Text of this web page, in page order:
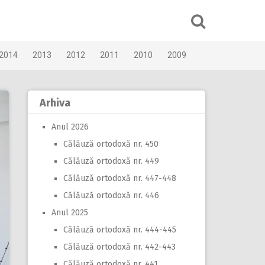
2013 2012 2011 2010 2009
Arhiva
Anul 2026
Călăuză ortodoxă nr. 450
Călăuză ortodoxă nr. 449
Călăuză ortodoxă nr. 447-448
Călăuză ortodoxă nr. 446
Anul 2025
Călăuză ortodoxă nr. 444-445
Călăuză ortodoxă nr. 442-443